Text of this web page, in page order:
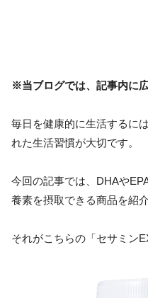
※当ブログでは、記事内に
毎日を健康的に生活するに
れた生活習慣が大切です。
今回の記事では、DHAや
養素を摂取できる商品を紹介
それがこちらの「セサミン